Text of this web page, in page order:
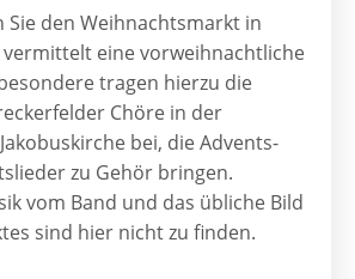
Sie den Weihnachtsmarkt in
vermittelt eine vorweihnachtliche
tragen hierzu die
Chöre in der
bei, die Advents-
zu Gehör bringen.
vom Band und das übliche Bild
sind hier nicht zu finden.